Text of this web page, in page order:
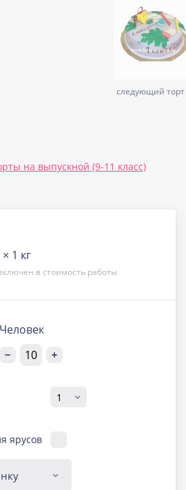
следующий торт
на выпускной (9-11 класс)
× 1 кг
в стоимость работы
Человек
для ярусов